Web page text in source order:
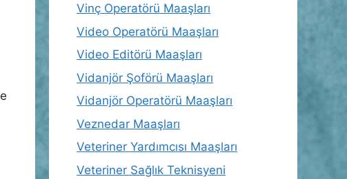
Vinç Operatörü Maaşları
Video Operatörü Maaşları
Video Editörü Maaşları
Vidanjör Şoförü Maaşları
Vidanjör Operatörü Maaşları
Veznedar Maaşları
Veteriner Yardımcısı Maaşları
Veteriner Sağlık Teknisyeni